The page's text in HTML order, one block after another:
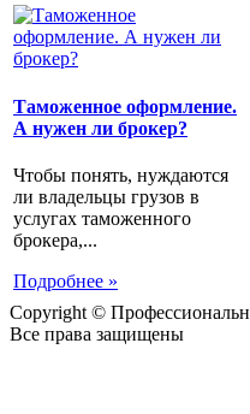
Таможенное оформление.
А нужен ли брокер?
Чтобы понять, нуждаются
ли владельцы грузов в
услугах таможенного
брокера,...
Подробнее »
Copyright ©
Все права защищены